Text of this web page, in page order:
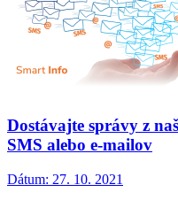
Dostávajte správy z
SMS alebo e-mailov
Dátum: 27. 10. 2021